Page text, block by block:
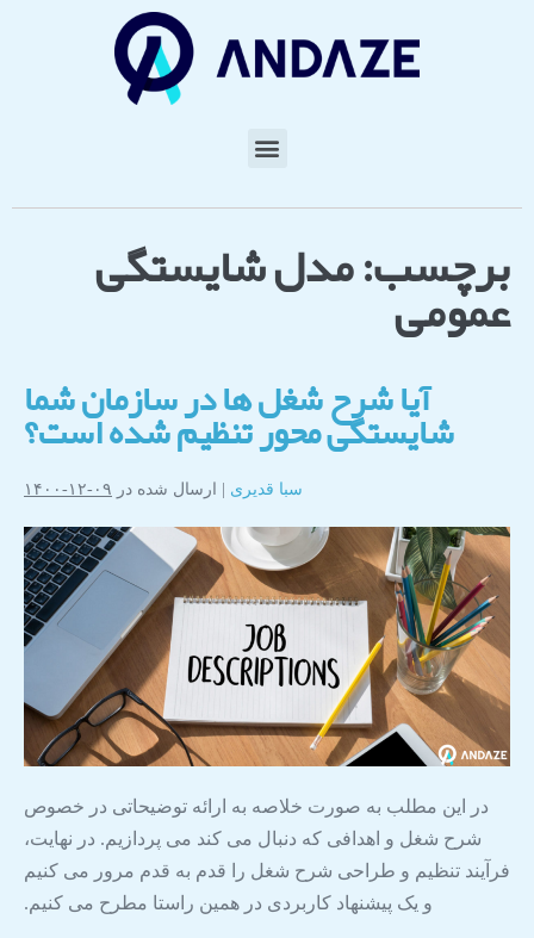
برچسب:مدل شایستگی
عمومی
آیا شرح شغل ها در سازمان شما
شایستگی محور تنظیم شده است؟
سبا قدیری| ارسال شده در ۰۹-۱۲-۱۴۰۰
در این مطلب به صورت خلاصه به ارائه توضیحاتی در خصوص
شرح شغل و اهدافی که دنبال می کند می پردازیم. در نهایت،
فرآیند تنظیم و طراحی شرح شغل را قدم به قدم مرور می کنیم
و یک پیشنهاد کاربردی در همین راستا مطرح می کنیم.